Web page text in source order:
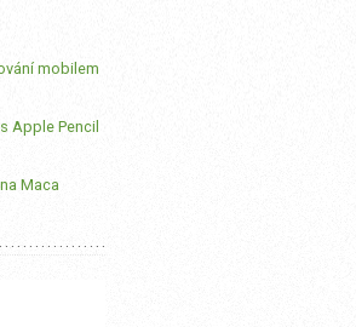
mobilem
Apple Pencil
Maca